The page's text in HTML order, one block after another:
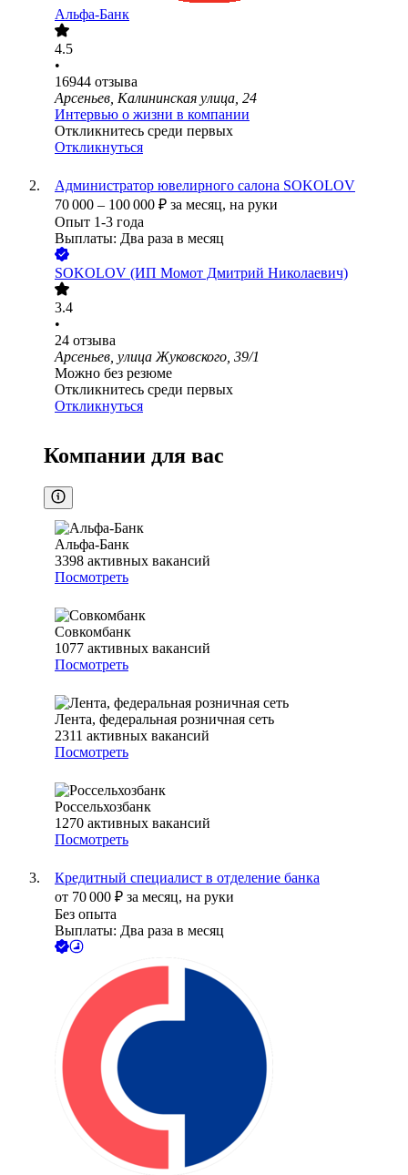
Альфа-Банк
4.5
•
16944 отзыва
Арсеньев, Калининская улица, 24
Интервью о жизни в компании
Откликнитесь среди первых
Откликнуться
Администратор ювелирного салона SOKOLOV
70 000 – 100 000 ₽ за месяц, на руки
Опыт 1-3 года
Выплаты: Два раза в месяц
SOKOLOV (ИП Момот Дмитрий Николаевич)
3.4
•
24 отзыва
Арсеньев, улица Жуковского, 39/1
Можно без резюме
Откликнитесь среди первых
Откликнуться
Компании для вас
Альфа-Банк
3398 активных вакансий
Посмотреть
Совкомбанк
1077 активных вакансий
Посмотреть
Лента, федеральная розничная сеть
2311 активных вакансий
Посмотреть
Россельхозбанк
1270 активных вакансий
Посмотреть
Кредитный специалист в отделение банка
от 70 000 ₽ за месяц, на руки
Без опыта
Выплаты: Два раза в месяц